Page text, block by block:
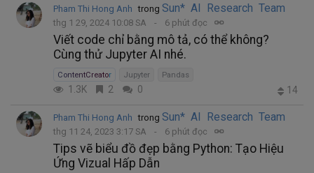
Pham Thi Hong Anh trong Sun* AI Research Team
thg 1 29, 2024 10:08 SA 6 phút đọc
Viết code chỉ bằng mô tả, có thể không?
Cùng thử Jupyter AI nhé.
ContentCreator Jupyter Pandas
1.3K 2 0 14
Pham Thi Hong Anh trong Sun* AI Research Team
thg 11 24, 2023 3:17 SA 6 phút đọc
Tips vẽ biểu đồ đẹp bằng Python: Tạo Hiệu
Ứng Vizual Hấp Dẫn